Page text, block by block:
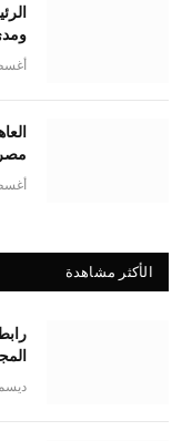
أغسطس
أغسطس
الأكثر مشاهدة
ديسمبر